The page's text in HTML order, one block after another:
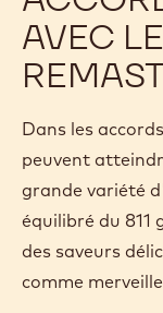
AVEC
Dans les
peuvent
grande variété
équilibré du 811
des saveurs
comme